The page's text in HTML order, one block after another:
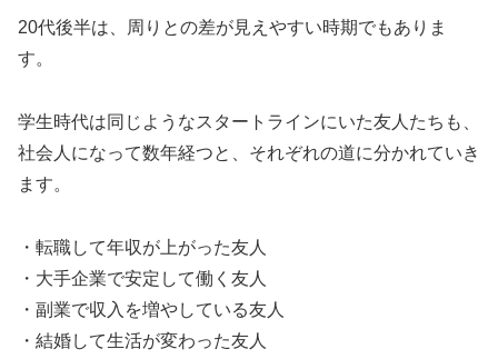
20代後半は、周りとの差が見えやすい時期でもありま
す。
学生時代は同じようなスタートラインにいた友人たちも、
社会人になって数年経つと、それぞれの道に分かれていき
ます。
・転職して年収が上がった友人
・大手企業で安定して働く友人
・副業で収入を増やしている友人
・結婚して生活が変わった友人